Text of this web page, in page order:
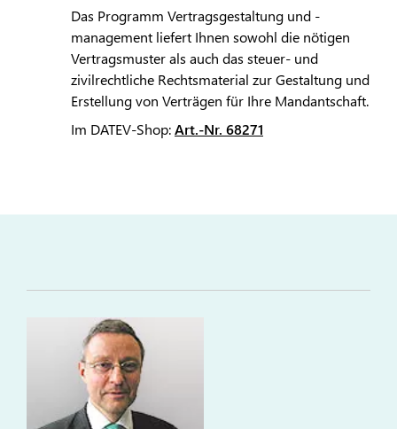
Das Programm Vertragsgestaltung und -
management liefert Ihnen sowohl die nötigen
Vertragsmuster als auch das steuer- und
zivilrechtliche Rechtsmaterial zur Gestaltung und
Erstellung von Verträgen für Ihre Mandantschaft.
Im DATEV-Shop:Art.-Nr. 68271